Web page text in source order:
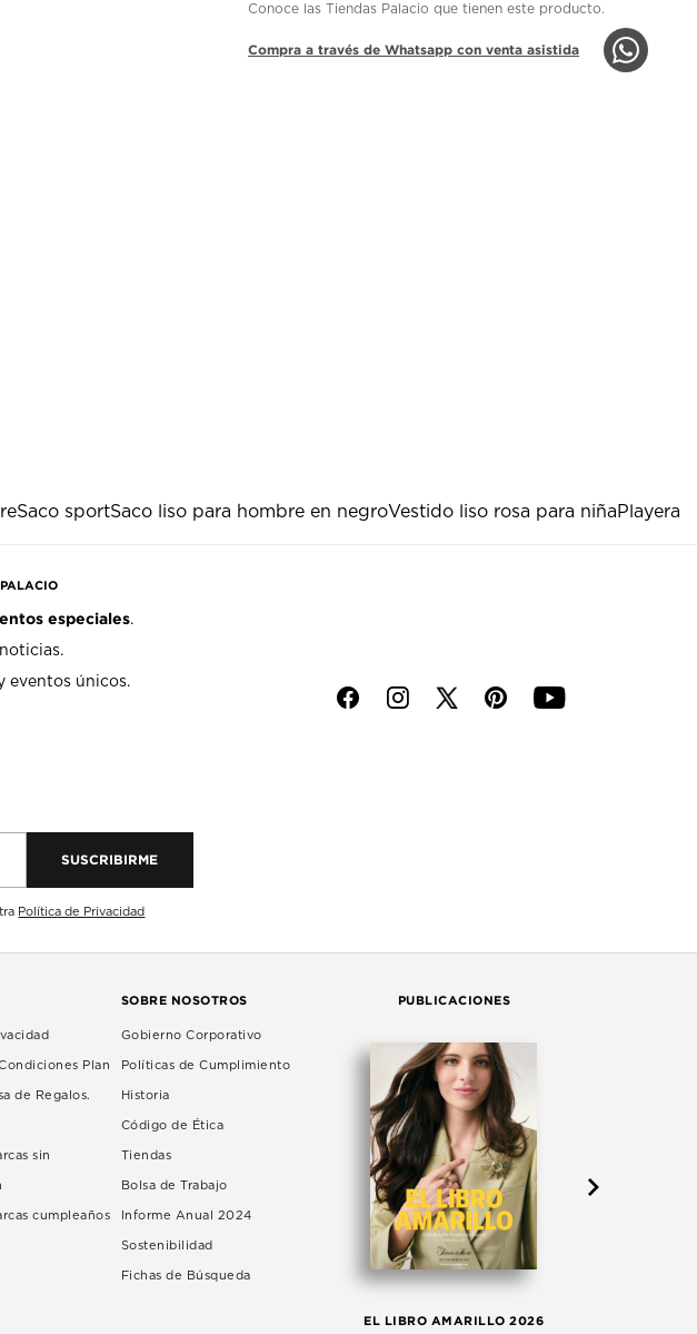
Conoce las Tiendas Palacio que tienen este producto.
Compra a través de Whatsapp con venta asistida
Saco sportSaco liso para hombre en negroVestido liso rosa para niñaPlayera
especiales.
eventos únicos.
SUSCRIBIRME
Política de Privacidad
f i p y
Plan
de Regalos.
sin
cumpleaños
SOBRE NOSOTROS
Gobierno Corporativo
Políticas de Cumplimiento
Historia
Código de Ética
Tiendas
Bolsa de Trabajo
Informe Anual 2024
Sostenibilidad
Fichas de Búsqueda
PUBLICACIONES
EL LIBRO AMARILLO 2026